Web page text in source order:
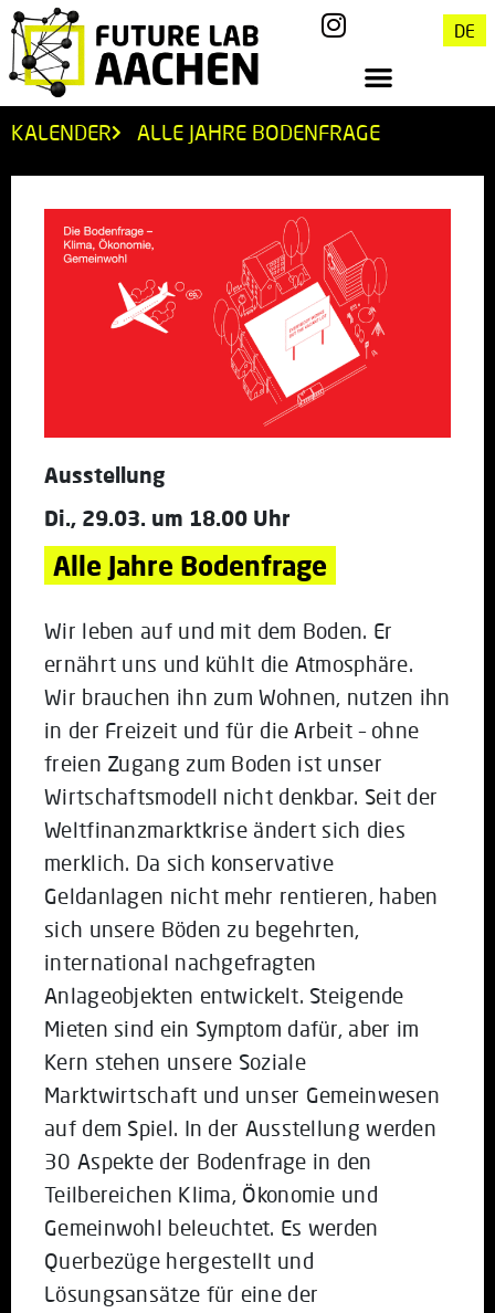
DE
KALENDER ALLE JAHRE BODENFRAGE
Ausstellung
Di., 29.03. um 18.00 Uhr
Alle Jahre Bodenfrage
Wir leben auf und mit dem Boden. Er
ernährt uns und kühlt die Atmosphäre.
Wir brauchen ihn zum Wohnen, nutzen ihn
in der Freizeit und für die Arbeit – ohne
freien Zugang zum Boden ist unser
Wirtschaftsmodell nicht denkbar. Seit der
Weltfinanzmarktkrise ändert sich dies
merklich. Da sich konservative
Geldanlagen nicht mehr rentieren, haben
sich unsere Böden zu begehrten,
international nachgefragten
Anlageobjekten entwickelt. Steigende
Mieten sind ein Symptom dafür, aber im
Kern stehen unsere Soziale
Marktwirtschaft und unser Gemeinwesen
auf dem Spiel. In der Ausstellung werden
30 Aspekte der Bodenfrage in den
Teilbereichen Klima, Ökonomie und
Gemeinwohl beleuchtet. Es werden
Querbezüge hergestellt und
Lösungsansätze für eine der